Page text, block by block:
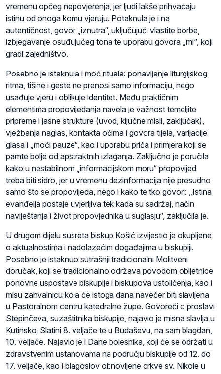
vremenu općeg nepovjerenja, jer ljudi lakše prihvaćaju
istinu od onoga komu vjeruju. Potaknula je i na
autentičnost, govor „iznutra“, uključujući vlastite borbe,
izbjegavanje osuđujućeg tona te uporabu govora „mi“, koji
gradi zajedništvo.
Posebno je istaknula i moć rituala: ponavljanje liturgijskog
ritma, tišine i geste ne prenosi samo informaciju, nego
usađuje vjeru i oblikuje identitet. Među praktičnim
elementima propovijedanja navela je važnost temeljite
pripreme i jasne strukture (uvod, ključne misli, zaključak),
vježbanja naglas, kontakta očima i govora tijela, varijacije
glasa i „moći pauze“, kao i uporabu priča i primjera koji se
pamte bolje od apstraktnih izlaganja. Zaključno je poručila
kako u nestabilnom „informacijskom moru“ propovijed
treba biti sidro, jer u vremenu dezinformacija nije presudno
samo što se propovijeda, nego i kako te tko govori: „Istina
evanđelja postaje uvjerljiva tek kada su sadržaj, način
naviještanja i život propovjednika u suglasju“, zaključila je.
U drugom dijelu susreta biskup Košić izvijestio je okupljene
o aktualnostima i nadolazećim događajima u biskupiji.
Posebno je istaknuo sutrašnji tradicionalni Molitveni
doručak, koji se tradicionalno održava povodom obljetnice
ponovne uspostave biskupije i biskupova ustoličenja, kao i
misu zahvalnicu koja će istoga dana navečer biti slavljena
u Pastoralnom centru katedralne župe. Govoreći o proslavi
Stepinčeva, suzaštitnika biskupije, najavio je misna slavlja u
Kutinskoj Slatini 8. veljače te u Budaševu, na sam blagdan,
10. veljače. Najavio je i Dane bolesnika, koji će se održati u
zdravstvenim ustanovama na području biskupije od 12. do
17. veljače, kao i blagoslov obnovljene crkve sv. Nikole u